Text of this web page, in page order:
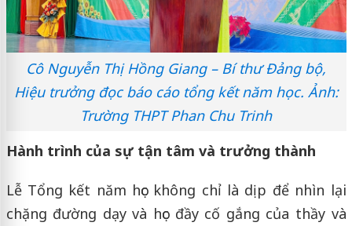
Cô Nguyễn Thị Hồng Giang – Bí thư Đảng bộ,
Hiệu trưởng đọc báo cáo tổng kết năm học. Ảnh:
Trường THPT Phan Chu Trinh
Hành trình của sự tận tâm và trưởng thành
Lễ Tổng kết năm học không chỉ là dịp để nhìn lại
chặng đường dạy và học đầy cố gắng của thầy và